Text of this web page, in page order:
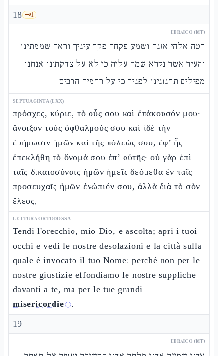
18 🗝️1
EBRAICO (MT)
הטה אלהי אזנך ושמע פקחה פקח עיניך וראה שממתינו
והעיר אשר נקרא שמך עליה כי לא על צדקתינו אנחנו
מפילים תחנונינו לפניך כי על רחמיך הרבים
SEPTUAGINTA (LXX)
πρόσχες, κύριε, τὸ οὖς σου καὶ ἐπάκουσόν μου·
ἄνοιξον τοὺς ὀφθαλμούς σου καὶ ἰδὲ τὴν
ἐρήμωσιν ἡμῶν καὶ τῆς πόλεώς σου, ἐφ’ ἧς
ἐπεκλήθη τὸ ὄνομά σου ἐπ’ αὐτῆς· οὐ γὰρ ἐπὶ
ταῖς δικαιοσύναις ἡμῶν ἡμεῖς δεόμεθα ἐν ταῖς
προσευχαῖς ἡμῶν ἐνώπιόν σου, ἀλλὰ διὰ τὸ σὸν
ἔλεος,
LETTURA ORTODOSSA
Tendi l'orecchio, mio Dio, e ascolta; apri i tuoi
occhi e vedi le nostre desolazioni e la città sulla
quale è invocato il tuo Nome: perché non per le
nostre giustizie effondiamo le nostre suppliche
davanti a te, ma per le tue grandi
misericordieⓘ.
19
EBRAICO (MT)